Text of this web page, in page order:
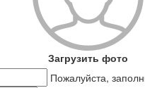
Загрузить фото
Пожалуйста,